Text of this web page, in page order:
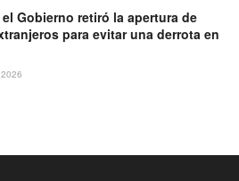
Gobierno retiró la apertura de
para evitar una derrota en